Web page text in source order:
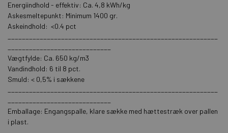
Energiindhold - effektiv: Ca. 4,8 kWh/kg
Askesmeltepunkt: Minimum 1400 gr.
Askeindhold: <0.4 pct
Vægtfylde: Ca. 650 kg/m3
Vandindhold: 6 til 8 pct.
Smuld: < 0,5% i sækkene
Emballage: Engangspalle, klare sække med hættestræk over pallen
i plast.